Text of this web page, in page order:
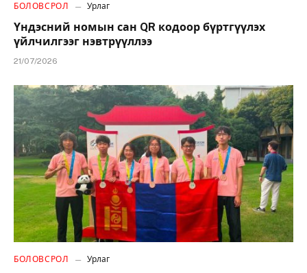
БОЛОВСРОЛ Урлаг
Үндэсний номын сан QR кодоор бүртгүүлэх
үйлчилгээг нэвтрүүллээ
21/07/2026
БОЛОВСРОЛ Урлаг